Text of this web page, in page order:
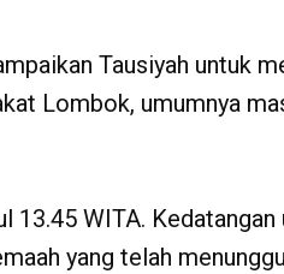
Tausiyah untuk
Lombok, umumnya
WITA. Kedatangan
yang telah